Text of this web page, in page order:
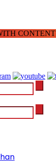
CONTENT